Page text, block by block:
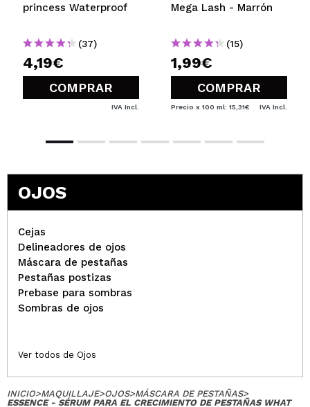
princess Waterproof
(37)
4,19€
COMPRAR
IVA Incl.
Mega Lash - Marrón
(15)
1,99€
COMPRAR
Precio x 100 ml: 15,31€ IVA Incl.
OJOS
Cejas
Delineadores de ojos
Máscara de pestañas
Pestañas postizas
Prebase para sombras
Sombras de ojos
Ver todos de Ojos
INICIO>MAQUILLAJE>OJOS>MÁSCARA DE PESTAÑAS>
ESSENCE - SÉRUM PARA EL CRECIMIENTO DE PESTAÑAS WHAT